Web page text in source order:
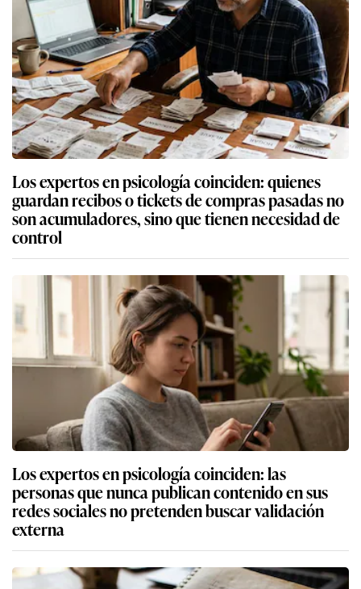
Los expertos en psicología coinciden: quienes
guardan recibos o tickets de compras pasadas no
son acumuladores, sino que tienen necesidad de
control
Los expertos en psicología coinciden: las
personas que nunca publican contenido en sus
redes sociales no pretenden buscar validación
externa